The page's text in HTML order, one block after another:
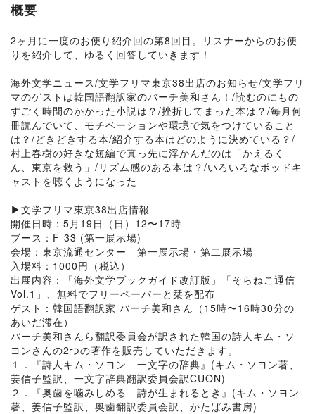
概要
2ヶ月に一度のお便り紹介回の第8回目。リスナーからのお便
りを紹介して、ゆるく回答していきます！
海外文学ニュース/文学フリマ東京38出店のお知らせ/文学フリ
マのゲストは韓国語翻訳家のバーチ美和さん！/読むのにもの
すごく時間のかかった小説は？/挫折してまった本は？/毎月何
冊読んでいて、モチベーションや環境で気をつけていること
は？/どきどきする本/紹介する本はどのように決めている？/
村上春樹の好きな短編で真っ先に浮かんだのは「かえるく
ん、東京を救う」/リズム感のある本は？/いろいろなポッドキ
ャストを聴くようになった
▶︎文学フリマ東京38出店情報
開催日時：5月19日（日）12〜17時
ブース：F-33 (第一展示場)
会場：東京流通センター 第一展示場・第二展示場
入場料：1000円（税込）
出展内容：「海外文学ブックガイド改訂版」「そらねこ通信
Vol.1」、無料でフリーペーパーと栞を配布
ゲスト：韓国語翻訳家 バーチ美和さん（15時〜16時30分の
あいだ滞在）
バーチ美和さんら翻訳委員会が訳された韓国の詩人キム・ソ
ヨンさんの2つの著作を販売していただきます。
１．『詩人キム・ソヨン 一文字の辞典』(キム・ソヨン著、
姜信子監訳、一文字辞典翻訳委員会訳CUON)
２．『奥歯を噛みしめる 詩が生まれるとき』(キム・ソヨン
著、姜信子監訳、奥歯翻訳委員会訳、かたばみ書房)